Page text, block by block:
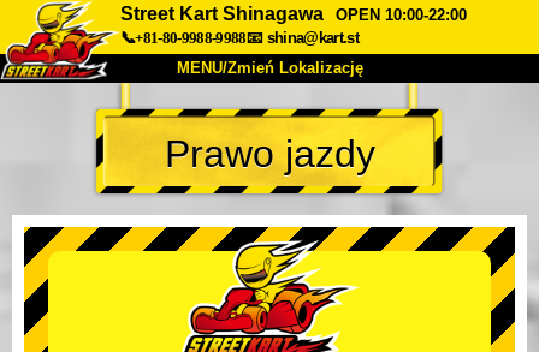
Street Kart Shinagawa
OPEN 10:00-22:00
📞+81-80-9988-9988📧 shina@kart.st
MENU/Zmień Lokalizację
TOP
O nas Specyfikacja Cena
Firma Rezerwacja
Zmień Lokalizację
Tokyo Shinagawa
Prawo jazdy